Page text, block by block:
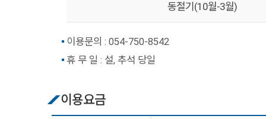
동절기(10월-3월)
이용문의 : 054-750-8542
휴 무 일 : 설, 추석 당일
이용요금